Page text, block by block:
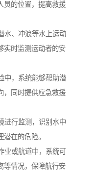
员的位置，提高救援
水、冲浪等水上运动
实时监测运动者的安
中，系统能够帮助潜
，同时提供应急救援
进行监测，识别水中
在的危险。
或航道中，系统可
等情况，保障航行安